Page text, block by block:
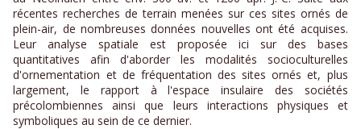
récentes recherches de terrain menées sur ces sites ornés de
plein-air, de nombreuses données nouvelles ont été acquises.
Leur analyse spatiale est proposée ici sur des bases
quantitatives afin d'aborder les modalités socioculturelles
d'ornementation et de fréquentation des sites ornés et, plus
largement, le rapport à l'espace insulaire des sociétés
précolombiennes ainsi que leurs interactions physiques et
symboliques au sein de ce dernier.